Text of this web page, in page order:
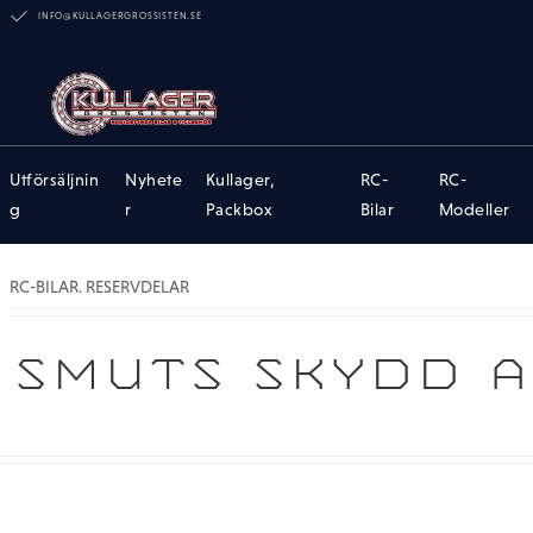
INFO@KULLAGERGROSSISTEN.SE
Utförsäljnin
g
Nyhete
r
Kullager,
Packbox
RC-
Bilar
RC-
Modeller
RC-BILAR. RESERVDELAR
SMUTS SKYDD